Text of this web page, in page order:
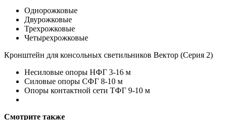
Однорожковые
Двурожковые
Трехрожковые
Четырехрожковые
Кронштейн для консольных светильников Вектор (Серия 2)
Несиловые опоры НФГ 3-16 м
Силовые опоры СФГ 8-10 м
Опоры контактной сети ТФГ 9-10 м
Смотрите также